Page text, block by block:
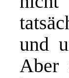
und
Aber